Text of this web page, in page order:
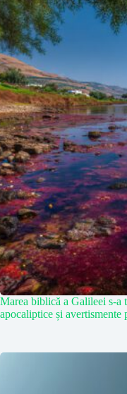
Marea biblică a Galileei s-a
apocaliptice și avertismente